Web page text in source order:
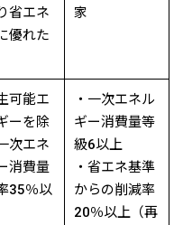
省エネ
優れた
家
可能エ
ーを除
次エネ
消費量
35％以
・一次エネル
ギー消費量等
級6以上
・省エネ基準
からの削減率
20％以上（再